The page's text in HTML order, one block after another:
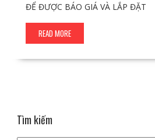
ĐỂ ĐƯỢC BÁO GIÁ VÀ LẮP ĐẶT
READ MORE
Tìm kiếm